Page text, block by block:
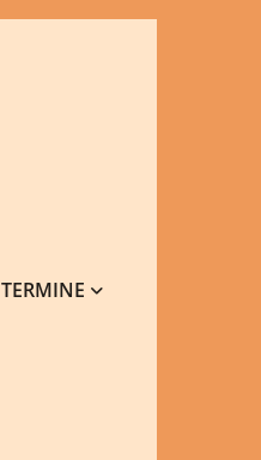
TERMINE